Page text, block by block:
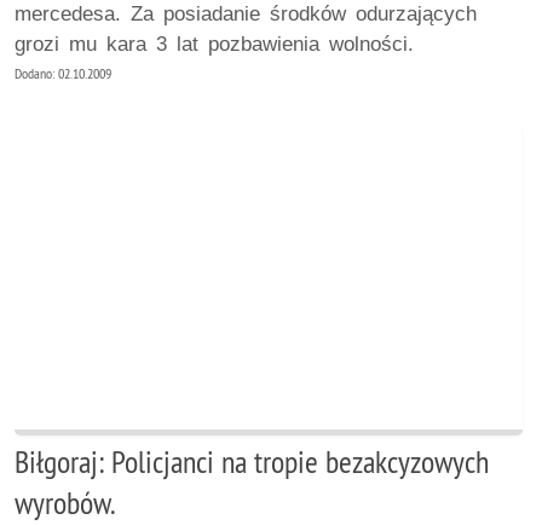
mercedesa. Za posiadanie środków odurzających
grozi mu kara 3 lat pozbawienia wolności.
Dodano: 02.10.2009
Biłgoraj: Policjanci na tropie bezakcyzowych
wyrobów.